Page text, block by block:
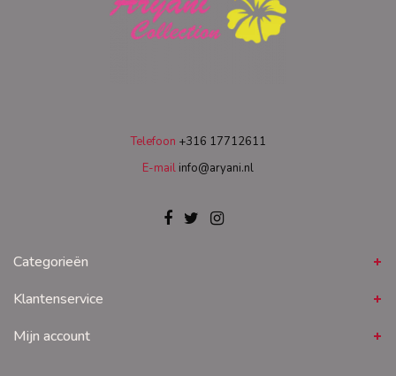
Telefoon +316 17712611
E-mail info@aryani.nl
Categorieën
Klantenservice
Mijn account